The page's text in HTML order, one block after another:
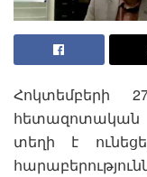
Հոկտեմբերի
հետազոտական
տեղի է